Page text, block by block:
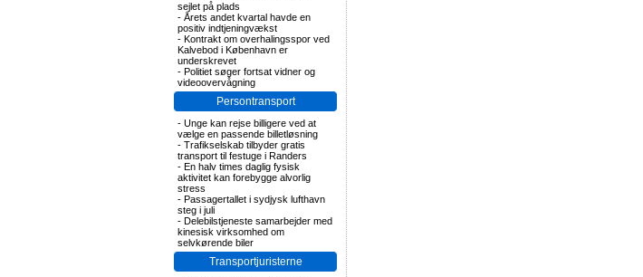
sejlet på plads
- Årets andet kvartal havde en
positiv indtjeningvækst
- Kontrakt om overhalingsspor ved
Kalvebod i København er
underskrevet
- Politiet søger fortsat vidner og
videoovervågning
Persontransport
- Unge kan rejse billigere ved at
vælge en passende billetløsning
- Trafikselskab tilbyder gratis
transport til festuge i Randers
- En halv times daglig fysisk
aktivitet kan forebygge alvorlig
stress
- Passagertallet i sydjysk lufthavn
steg i juli
- Delebilstjeneste samarbejder med
kinesisk virksomhed om
selvkørende biler
Transportjuristerne